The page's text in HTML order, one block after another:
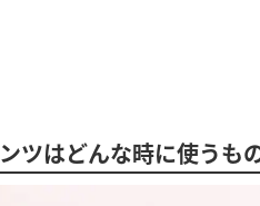
ツはどんな時に使うも